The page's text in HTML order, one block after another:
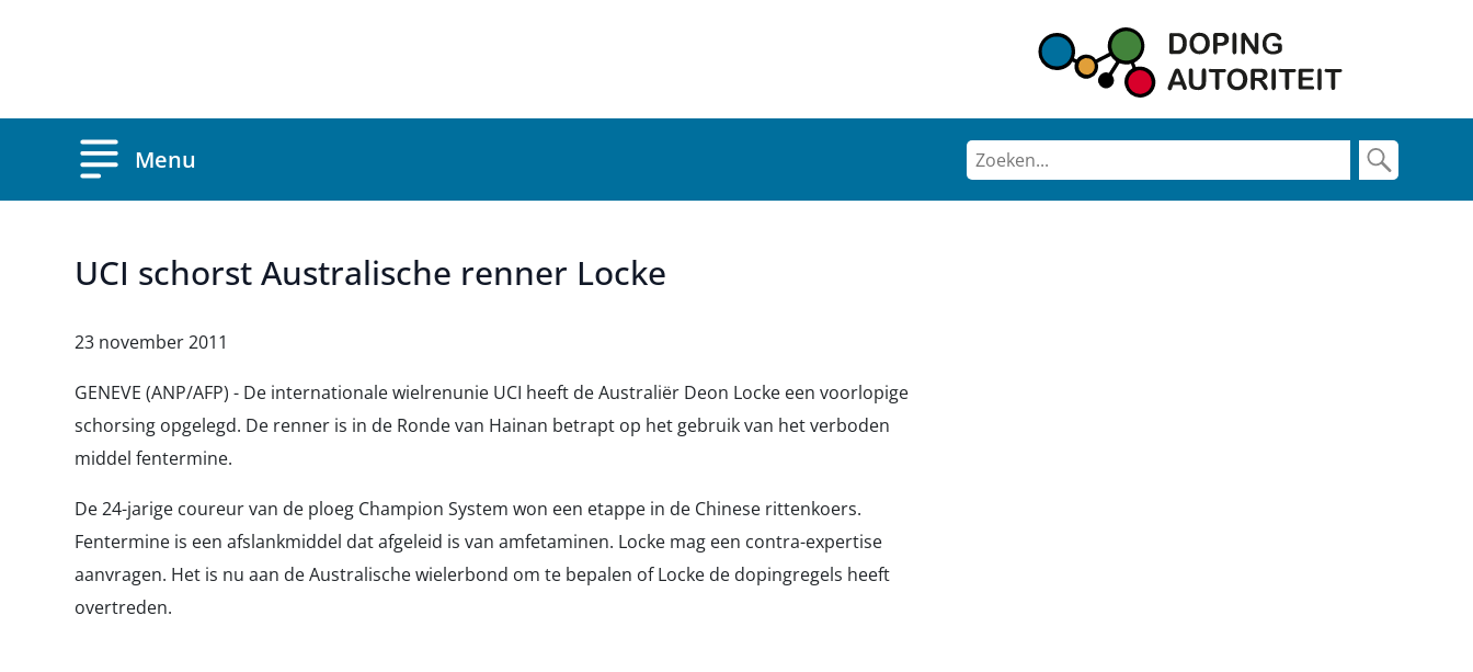
Menu
UCI schorst Australische renner Locke
23 november 2011
GENEVE (ANP/AFP) - De internationale wielrenunie UCI heeft de Australiër Deon Locke een voorlopige
schorsing opgelegd. De renner is in de Ronde van Hainan betrapt op het gebruik van het verboden
middel fentermine.
De 24-jarige coureur van de ploeg Champion System won een etappe in de Chinese rittenkoers.
Fentermine is een afslankmiddel dat afgeleid is van amfetaminen. Locke mag een contra-expertise
aanvragen. Het is nu aan de Australische wielerbond om te bepalen of Locke de dopingregels heeft
overtreden.